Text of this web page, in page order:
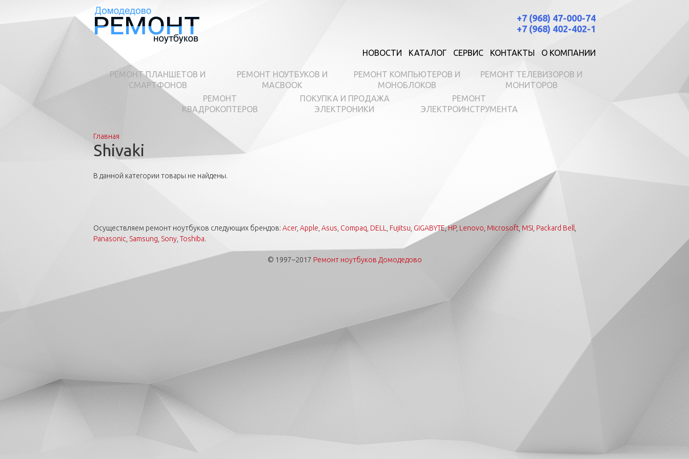
+7 (968) 47-000-74
+7 (968) 402-402-1
НОВОСТИ КАТАЛОГ СЕРВИС КОНТАКТЫ О КОМПАНИИ
РЕМОНТ ПЛАНШЕТОВ И
СМАРТФОНОВ
РЕМОНТ НОУТБУКОВ И
MACBOOK
РЕМОНТ КОМПЬЮТЕРОВ И
МОНОБЛОКОВ
РЕМОНТ ТЕЛЕВИЗОРОВ И
МОНИТОРОВ
РЕМОНТ
КВАДРОКОПТЕРОВ
ПОКУПКА И ПРОДАЖА
ЭЛЕКТРОНИКИ
РЕМОНТ
ЭЛЕКТРОИНСТРУМЕНТА
Вы здесь
Главная
Shivaki
В данной категории товары не найдены.
Осуществляем ремонт ноутбуков следующих брендов: Acer, Apple Asus Compaq DELL Fujitsu GIGABYTE,HP, Lenovo Microsoft MSI Packard Bell
Panasonic Samsung Sony Toshiba.
© 1997–2017 Ремонт ноутбуков Домодедово